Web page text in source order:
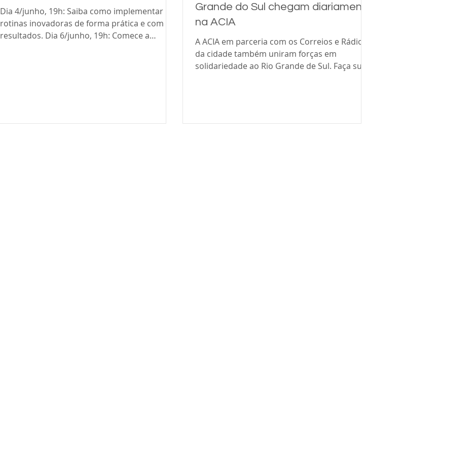
Dia 4/junho, 19h: Saiba como implementar
rotinas inovadoras de forma prática e com
resultados. Dia 6/junho, 19h: Comece a
Grande do Sul chegam diariamente
na ACIA
A ACIA em parceria com os Correios e Rádios
da cidade também uniram forças em
solidariedade ao Rio Grande de Sul. Faça sua